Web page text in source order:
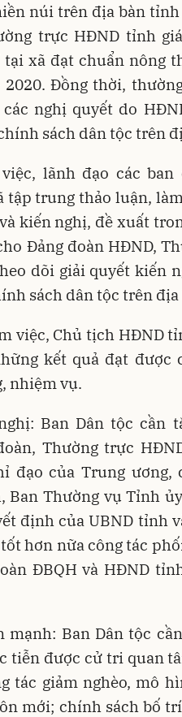
núi trên địa bàn
trực HĐND tỉnh
xã đạt chuẩn nông
Đồng thời,
nghị quyết do
sách dân tộc trên
lãnh đạo các ban
tập trung thảo luận,
kiến nghị, đề xuất
Đảng đoàn HĐND,
dõi giải quyết kiến
sách dân tộc trên địa
việc, Chủ tịch HĐND
kết quả đạt được
nhiệm vụ.
Ban Dân tộc cần
Thường trực
đạo của Trung ương,
Ban Thường vụ Tỉnh
định của UBND tỉnh
hơn nữa công tác
ĐBQH và HĐND
Ban Dân tộc
tiễn được cử tri quan
tác giảm nghèo, mô
mới; chính sách bố